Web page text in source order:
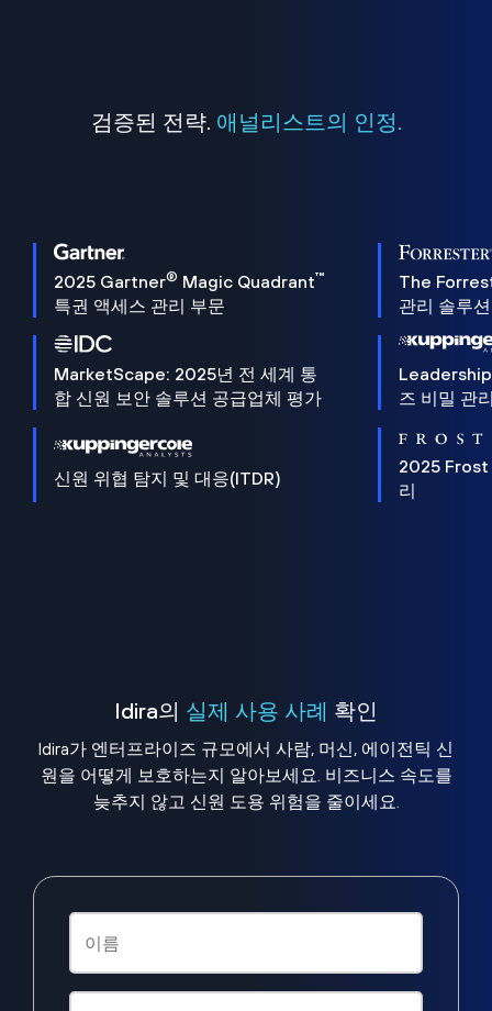
검증된 전략. 애널리스트의 인정.
2025 Gartner® Magic Quadrant™
특권 액세스 관리 부문
The
관리 솔루
MarketScape: 2025년 전 세계 통
합 신원 보안 솔루션 공급업체 평가
즈 비밀 관
신원 위협 탐지 및 대응(ITDR)
2025 Frost
리
Idira의 실제 사용 사례 확인
Idira가 엔터프라이즈 규모에서 사람, 머신, 에이전틱 신
원을 어떻게 보호하는지 알아보세요. 비즈니스 속도를
늦추지 않고 신원 도용 위험을 줄이세요.